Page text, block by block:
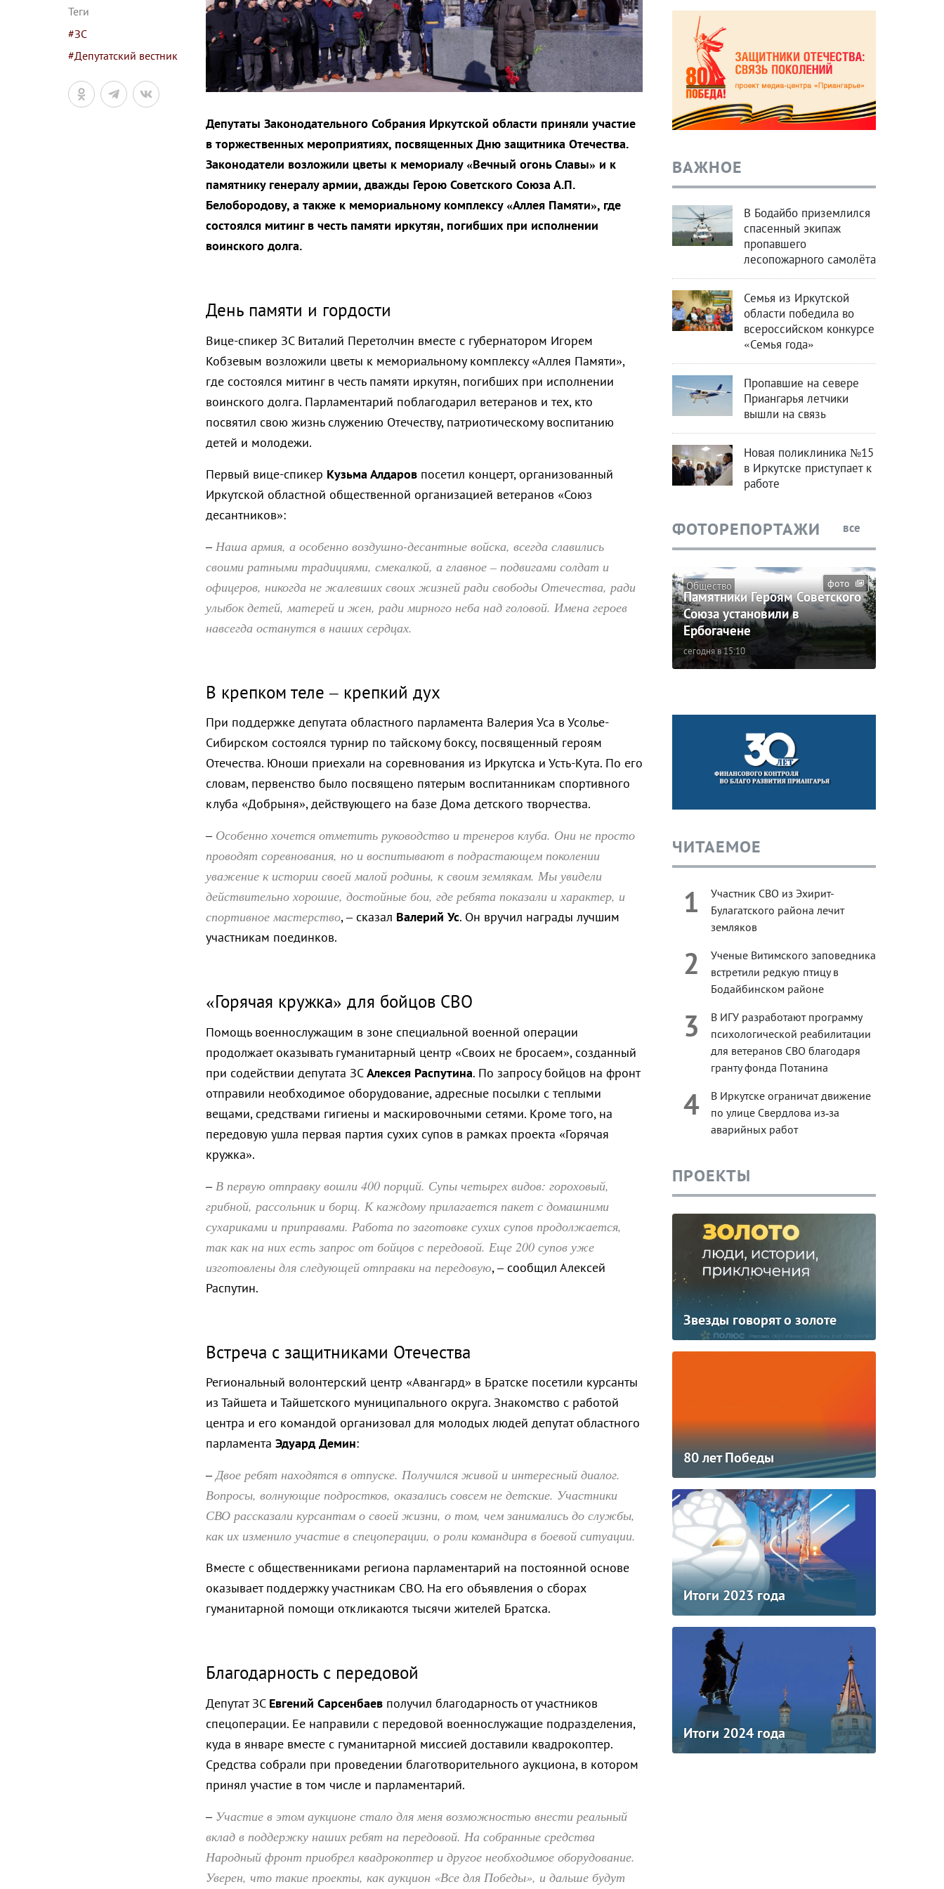
Теги
#ЗС
#Депутатский вестник
Депутаты Законодательного Собрания Иркутской области приняли участие
в торжественных мероприятиях, посвященных Дню защитника Отечества.
Законодатели возложили цветы к мемориалу «Вечный огонь Славы» и к
памятнику генералу армии, дважды Герою Советского Союза А.П.
Белобородову, а также к мемориальному комплексу «Аллея Памяти», где
состоялся митинг в честь памяти иркутян, погибших при исполнении
воинского долга.
День памяти и гордости
Вице-спикер ЗС Виталий Перетолчин вместе с губернатором Игорем
Кобзевым возложили цветы к мемориальному комплексу «Аллея Памяти»,
где состоялся митинг в честь памяти иркутян, погибших при исполнении
воинского долга. Парламентарий поблагодарил ветеранов и тех, кто
посвятил свою жизнь служению Отечеству, патриотическому воспитанию
детей и молодежи.
Первый вице-спикер Кузьма Алдаровпосетил концерт, организованный
Иркутской областной общественной организацией ветеранов «Союз
десантников»:
– Наша армия, а особенно воздушно-десантные войска, всегда славились
своими ратными традициями, смекалкой, а главное – подвигами солдат и
офицеров, никогда не жалевших своих жизней ради свободы Отечества, ради
улыбок детей, матерей и жен, ради мирного неба над головой. Имена героев
навсегда останутся в наших сердцах.
В крепком теле – крепкий дух
При поддержке депутата областного парламента Валерия Уса в Усолье-
Сибирском состоялся турнир по тайскому боксу, посвященный героям
Отечества. Юноши приехали на соревнования из Иркутска и Усть-Кута. По его
словам, первенство было посвящено пятерым воспитанникам спортивного
клуба «Добрыня», действующего на базе Дома детского творчества.
– Особенно хочется отметить руководство и тренеров клуба. Они не просто
проводят соревнования, но и воспитывают в подрастающем поколении
уважение к истории своей малой родины, к своим землякам. Мы увидели
действительно хорошие, достойные бои, где ребята показали и характер, и
спортивное мастерство, – сказал Валерий Ус. Он вручил награды лучшим
участникам поединков.
«Горячая кружка» для бойцов СВО
Помощь военнослужащим в зоне специальной военной операции
продолжает оказывать гуманитарный центр «Своих не бросаем», созданный
при содействии депутата ЗСАлексея Распутина. По запросу бойцов на фронт
отправили необходимое оборудование, адресные посылки с теплыми
вещами, средствами гигиены и маскировочными сетями. Кроме того, на
передовую ушла первая партия сухих супов в рамках проекта «Горячая
кружка».
–В первую отправку вошли 400 порций. Супы четырех видов: гороховый,
грибной, рассольник и борщ. К каждому прилагается пакет с домашними
сухариками и приправами. Работа по заготовке сухих супов продолжается,
так как на них есть запрос от бойцов с передовой. Еще 200 супов уже
изготовлены для следующей отправки на передовую, – сообщил Алексей
Распутин.
Встреча с защитниками Отечества
Региональный волонтерский центр «Авангард» в Братске посетили курсанты
из Тайшета и Тайшетского муниципального округа. Знакомство с работой
центра и его командой организовал для молодых людей депутат областного
парламента Эдуард Демин:
–Двое ребят находятся в отпуске. Получился живой и интересный диалог.
Вопросы, волнующие подростков, оказались совсем не детские. Участники
СВО рассказали курсантам о своей жизни, о том, чем занимались до службы,
как их изменило участие в спецоперации, о роли командира в боевой ситуации.
Вместе с общественниками региона парламентарий на постоянной основе
оказывает поддержку участникам СВО. На его объявления о сборах
гуманитарной помощи откликаются тысячи жителей Братска.
Благодарность с передовой
Депутат ЗС Евгений Сарсенбаевполучил благодарность от участников
спецоперации. Ее направили с передовой военнослужащие подразделения,
куда в январе вместе с гуманитарной миссией доставили квадрокоптер.
Средства собрали при проведении благотворительного аукциона, в котором
принял участие в том числе и парламентарий.
– Участие в этом аукционе стало для меня возможностью внести реальный
вклад в поддержку наших ребят на передовой. На собранные средства
Народный фронт приобрел квадрокоптер и другое необходимое оборудование.
Уверен, что такие проекты, как аукцион «Все для Победы», и дальше будут
ВАЖНОЕ
В Бодайбо приземлился
спасенный экипаж
пропавшего
лесопожарного самолёта
Семья из Иркутской
области победила во
всероссийском конкурсе
«Семья года»
Пропавшие на севере
Приангарья летчики
вышли на связь
Новая поликлиника №15
в Иркутске приступает к
работе
ФОТОРЕПОРТАЖИ все
фото
Общество
Памятники Героям Советского
Союза установили в
Ербогачене
сегодня в 15:10
ЧИТАЕМОЕ
1
Участник СВО из Эхирит-
Булагатского района лечит
земляков
2
Ученые Витимского заповедника
встретили редкую птицу в
Бодайбинском районе
3
В ИГУ разработают программу
психологической реабилитации
для ветеранов СВО благодаря
гранту фонда Потанина
4
В Иркутске ограничат движение
по улице Свердлова из‑за
аварийных работ
ПРОЕКТЫ
Звезды говорят о золоте
80 лет Победы
Итоги 2023 года
Итоги 2024 года